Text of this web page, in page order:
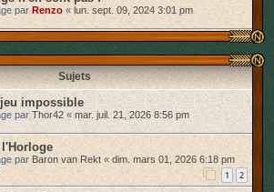
par Renzo «lun. sept. 09, 2024 3:01 pm
Sujets
impossible
parThor42 « mar. juil. 21, 2026 8:56 pm
l'Horloge
par Baron van Rekt «dim. mars 01, 2026 6:18 pm
1 2